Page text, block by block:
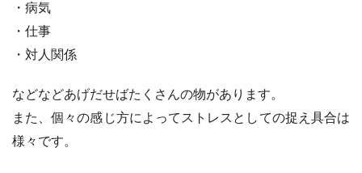
・病気
・仕事
・対人関係
などなどあげだせばたくさんの物があります。
また、個々の感じ方によってストレスとしての捉え具合は
様々です。